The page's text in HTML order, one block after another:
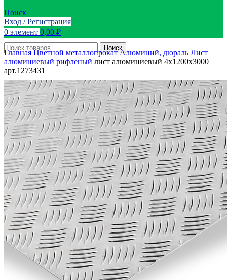
Поиск
Вход / Регистрация
0 элемент 0,00 ₽
Поиск
ГлавнаяЦветной металлопрокатАлюминий, дюраль Лист
алюминиевый рифленый лист алюминиевый 4х1200х3000
арт.1273431